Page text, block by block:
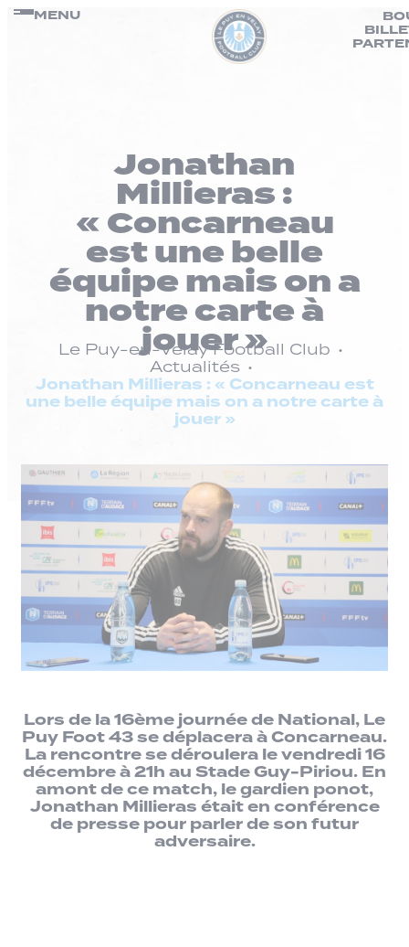
Passer
MENU
Jonathan
Millieras :
« Concarneau
est une belle
équipe mais on a
notre carte à
jouer »
Le Puy-en-Velay Football Club
Actualités
Jonathan Millieras : « Concarneau est
une belle équipe mais on a notre carte à
jouer »
Lors de la 16ème journée de National, Le
Puy Foot 43 se déplacera à Concarneau.
La rencontre se déroulera le vendredi 16
décembre à 21h au Stade Guy-Piriou. En
amont de ce match, le gardien ponot,
Jonathan Millieras était en conférence
de presse pour parler de son futur
adversaire.
Panneau de gestion des cookies